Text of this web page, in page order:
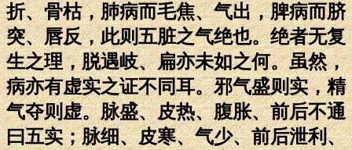
折、骨枯，肺病而毛焦、气出，脾病而脐
突、唇反，此则五脏之气绝也。绝者无复
生之理，脱遇岐、扁亦未如之何。虽然，
病亦有虚实之证不同耳。邪气盛则实，精
气夺则虚。脉盛、皮热、腹胀、前后不通
曰五实；脉细、皮寒、气少、前后泄利、